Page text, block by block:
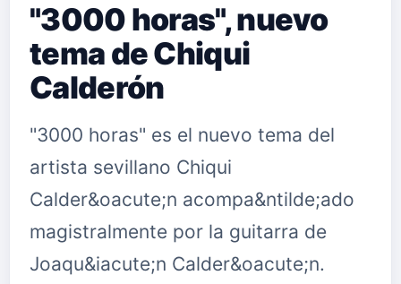
"3000 horas", nuevo
tema de Chiqui
Calderón
"3000 horas" es el nuevo tema del
artista sevillano Chiqui
Calder&oacute;n acompa&ntilde;ado
magistralmente por la guitarra de
Joaqu&iacute;n Calder&oacute;n.